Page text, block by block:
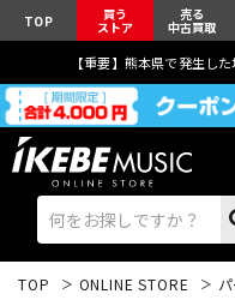
TOP 買う
ストア
売る
中古買取
【重要】熊本県で発生し
TOP ONLINE STORE